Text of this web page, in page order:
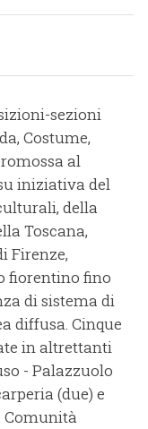
sezioni
Costume,
al
iniziativa del
della
Toscana,
Firenze,
fiorentino fino
di sistema di
diffusa. Cinque
in altrettanti
- Palazzuolo
(due) e
Comunità